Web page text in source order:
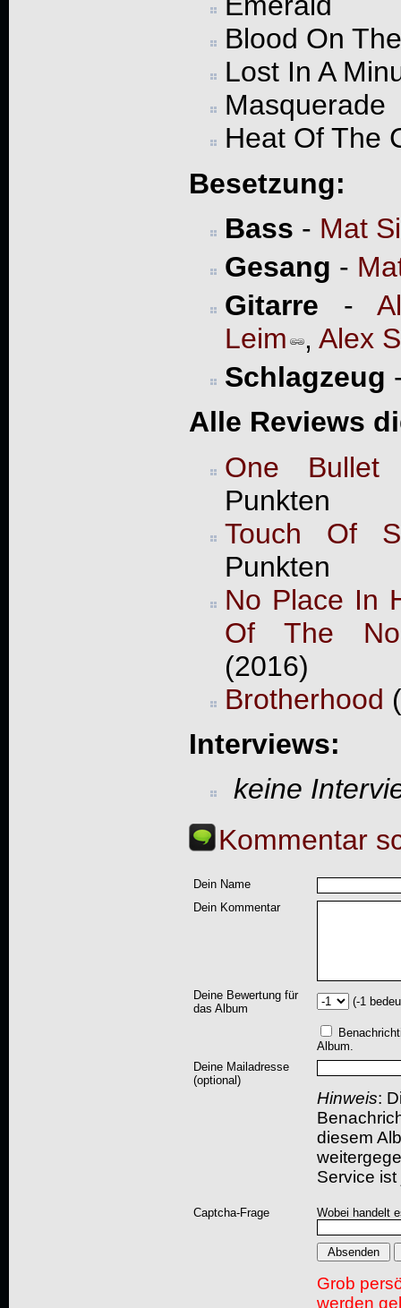
Blood On
Lost In A
Masquerade
Heat Of The
Besetzung:
Bass - Mat
Gesang -
Gitarre -
Leim , Alex
Schlagzeug
Alle Reviews
One Bullet
Punkten
Touch Of
Punkten
No Place In
Of The
(2016)
Brotherhood
Interviews:
keine
Kommentar
Dein Name
Dein Kommentar
Deine Bewertung für
das Album
(-1
Album.
Deine Mailadresse
(optional)
Hinweis:
diesem
Service
Captcha-Frage Wobei handelt
Grob
werden